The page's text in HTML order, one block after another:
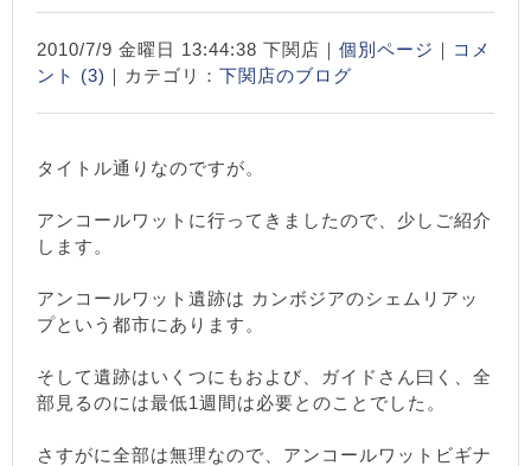
2010/7/9 金曜日 13:44:38 下関店｜ 個別ページ ｜ コメ
ント (3) ｜カテゴリ： 下関店のブログ
タイトル通りなのですが。
アンコールワットに行ってきましたので、少しご紹介
します。
アンコールワット遺跡は カンボジアのシェムリアッ
プという都市にあります。
そして遺跡はいくつにもおよび、ガイドさん曰く、全
部見るのには最低1週間は必要とのことでした。
さすがに全部は無理なので、アンコールワットビギナ